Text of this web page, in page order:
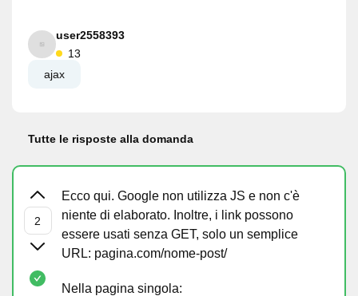
user2558393
13
ajax
Tutte le risposte alla domanda
Ecco qui. Google non utilizza JS e non c'è
niente di elaborato. Inoltre, i link possono
essere usati senza GET, solo un semplice
URL: pagina.com/nome-post/
Nella pagina singola: